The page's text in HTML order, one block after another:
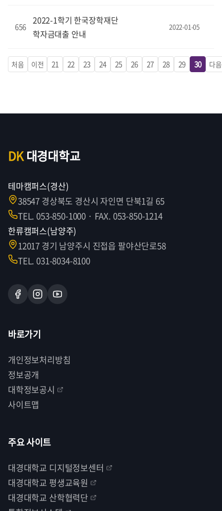
656
2022-1학기 한국장학재단
학자금대출 안내
2022-01-05
처음 이전 21 22 23 24 25 26 27 28 29 30 다음
DK대경대학교
테마캠퍼스(경산)
38547 경상북도 경산시 자인면 단북1길 65
TEL. 053-850-1000 · FAX. 053-850-1214
한류캠퍼스(남양주)
12017 경기 남양주시 진접읍 팔야산단로58
TEL. 031-8034-8100
바로가기
개인정보처리방침
정보공개
대학정보공시
사이트맵
주요 사이트
대경대학교 디지털정보센터
대경대학교 평생교육원
대경대학교 산학협력단